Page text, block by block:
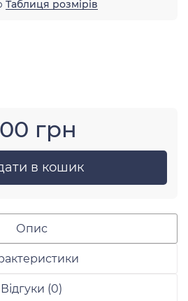
Таблиця розмірів
грн
в кошик
Опис
Відгуки (0)